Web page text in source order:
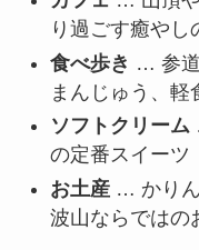
り過ごす癒やし
食べ歩き … 参
まんじゅう、軽
ソフトクリーム
の定番スイーツ
お土産… かりん
波山ならではの